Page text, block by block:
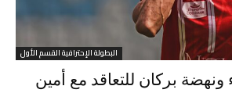
البطولة الإحترافية القسم الأول
ونهضة بركان للتعاقد مع أمين